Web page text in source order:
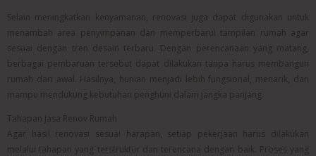
Selain meningkatkan kenyamanan, renovasi juga dapat digunakan untuk
menambah area penyimpanan dan memperbarui tampilan rumah agar
sesuai dengan tren desain terbaru. Dengan perencanaan yang matang,
berbagai pembaruan tersebut dapat dilakukan tanpa harus membangun
rumah dari awal. Hasilnya, hunian menjadi lebih fungsional, menarik, dan
mampu mendukung kebutuhan penghuni dalam jangka panjang.
Tahapan Jasa Renov Rumah
Agar hasil renovasi sesuai harapan, setiap pekerjaan harus dilakukan
melalui tahapan yang terstruktur dan terencana dengan baik. Proses yang